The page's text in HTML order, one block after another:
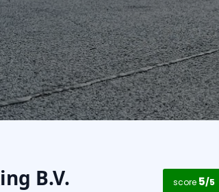
B.V. score 5/5